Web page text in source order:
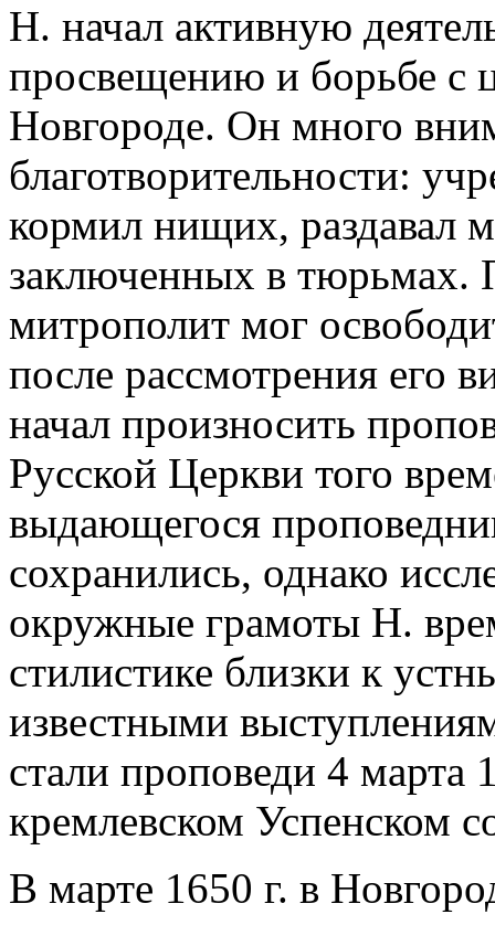
Н. начал активную
просвещению и борьбе с
Новгороде. Он много
благотворительности:
кормил нищих, раздавал
заключенных в тюрьмах.
митрополит мог
после рассмотрения его
начал произносить
Русской Церкви того
выдающегося
сохранились, однако
окружные грамоты Н.
стилистике близки к
известными
стали проповеди 4 марта
кремлевском Успенском
В марте 1650 г. в